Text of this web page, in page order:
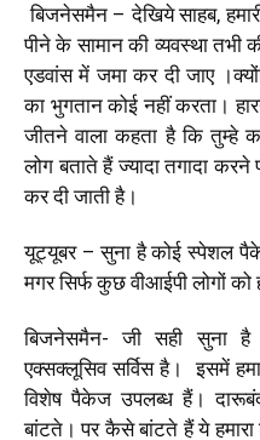
बिजनेसमैन –देखिये साहब,
पीने के सामान की व्यवस्था तभी
एडवांस में जमा कर दी जाए।
का भुगतान कोई नहीं करता।
जीतने वाला कहता है कि तुम्हे
लोग बताते हैं ज्यादा तगादा
कर दी जाती है।
यूट्यूबर –सुना है कोई स्पेशल
मगर सिर्फ कुछ वीआईपी लोगों को
बिजनेसमैन- जी सही सुना
एक्सक्लूसिव सर्विस है।
इसमें
विशेष पैकेज उपलब्ध हैं।
बांटते। पर कैसे बांटते हैं ये